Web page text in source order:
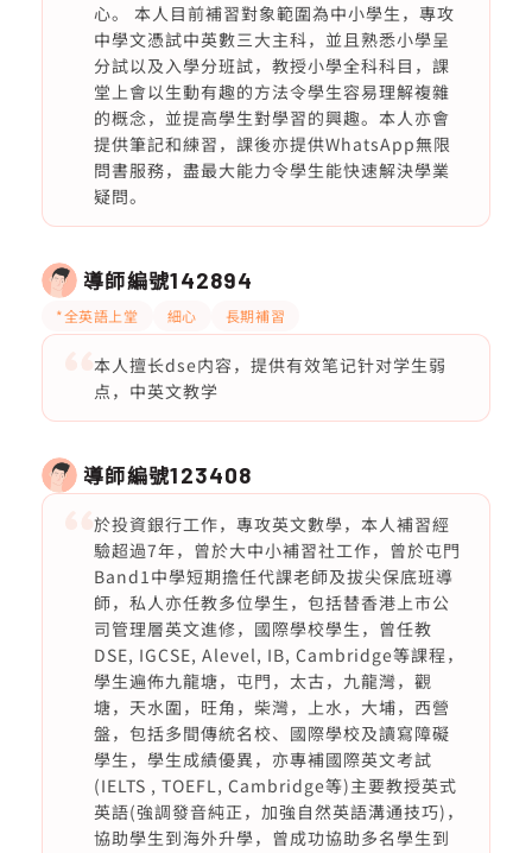
心。 本人目前補習對象範圍為中小學生，專攻
中學文憑試中英數三大主科，並且熟悉小學呈
分試以及入學分班試，教授小學全科科目，課
堂上會以生動有趣的方法令學生容易理解複雜
的概念，並提高學生對學習的興趣。本人亦會
提供筆記和練習，課後亦提供WhatsApp無限
問書服務，盡最大能力令學生能快速解決學業
疑問。
導師編號142894
*全英語上堂 細心 長期補習
本人擅长dse内容，提供有效笔记针对学生弱
点，中英文教学
導師編號123408
於投資銀行工作，專攻英文數學，本人補習經
驗超過7年，曾於大中小補習社工作，曾於屯門
Band1中學短期擔任代課老師及拔尖保底班導
師，私人亦任教多位學生，包括替香港上市公
司管理層英文進修，國際學校學生，曾任教
DSE, IGCSE, Alevel, IB, Cambridge等課程，
學生遍佈九龍塘，屯門，太古，九龍灣，觀
塘，天水圍，旺角，柴灣，上水，大埔，西營
盤，包括多間傳統名校、國際學校及讀寫障礙
學生，學生成績優異，亦專補國際英文考試
(IELTS , TOEFL, Cambridge等)主要教授英式
英語(強調發音純正，加強自然英語溝通技巧)，
協助學生到海外升學，曾成功協助多名學生到